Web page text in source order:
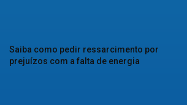
Saiba como pedir ressarcimento por
prejuízos com a falta de energia